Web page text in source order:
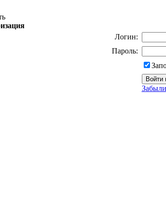
Логин:
Пароль: